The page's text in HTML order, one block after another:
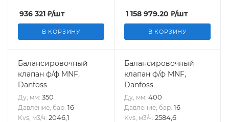
936 321 ₽/шт
В КОРЗИНУ
1 158 979.20 ₽/шт
В КОРЗИНУ
Балансировочный
клапан ф/ф MNF,
Danfoss
Ду, мм: 350
Давление, бар: 16
Kvs, м3/ч: 2046,1
Балансировочный
клапан ф/ф MNF,
Danfoss
Ду, мм: 400
Давление, бар: 16
Kvs, м3/ч: 2584,6